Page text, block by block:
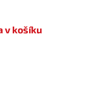
v košíku